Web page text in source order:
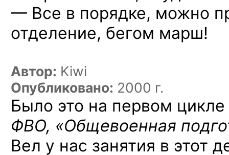
— Все в порядке, можно
отделение, бегом марш!
Автор: Kiwi
Опубликовано: 2000 г.
Было это на первом цикле
ФВО, «Общевоенная
Вел у нас занятия в этот